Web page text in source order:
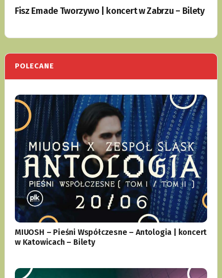
Fisz Emade Tworzywo | koncert w Zabrzu – Bilety
POLECANE
MIUOSH – Pieśni Współczesne – Antologia | koncert
w Katowicach – Bilety